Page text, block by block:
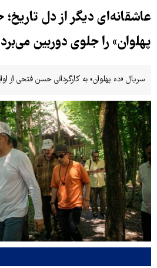
عاشقانه‌ای دیگر از دل
پهلوان» را جلوی دوربین می‌برد
سریال «ده پهلوان» به کارگردانی حسن فتحی از